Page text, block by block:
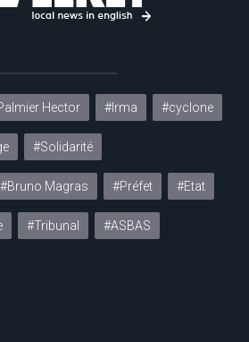
Hector #Irma #cyclone
#Solidarité
#Bruno Magras #Préfet #Etat
#Tribunal #ASBAS